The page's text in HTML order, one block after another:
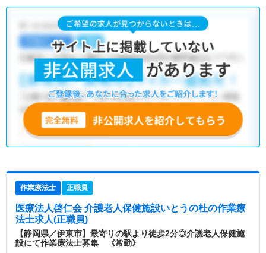
作業療法士 正職員
医療法人啓仁会 介護老人保健施設いとうの杜の作業療
法士求人(正職員)
【静岡県／伊東市】最寄りの駅より徒歩2分◎介護老人保健施
設にて作業療法士募集 《常勤》